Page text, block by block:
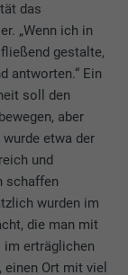
das
„Wenn ich in
gestalte,
antworten.“ Ein
soll den
aber
etwa der
und
schaffen
wurden im
die man mit
im erträglichen
einen Ort mit viel